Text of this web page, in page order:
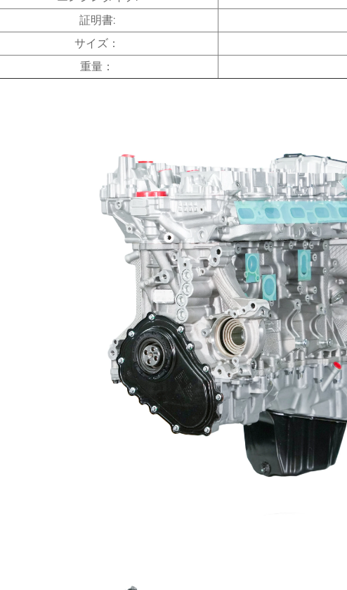
証明書:
サイズ：
重量：